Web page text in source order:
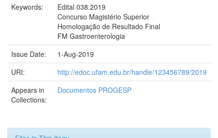
Keywords:
Edital 038.2019
Concurso Magistério Superior
Homologação de Resultado Final
FM Gastroenterologia
Issue Date:
1-Aug-2019
URI:
http://edoc.ufam.edu.br/handle/123456789/2019
Appears in
Collections:
Documentos PROGESP